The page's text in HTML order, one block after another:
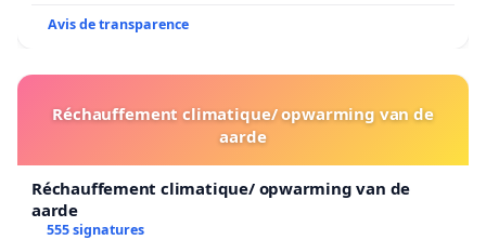
Avis de transparence
Réchauffement climatique/ opwarming van de
aarde
Réchauffement climatique/ opwarming van de
aarde
555 signatures